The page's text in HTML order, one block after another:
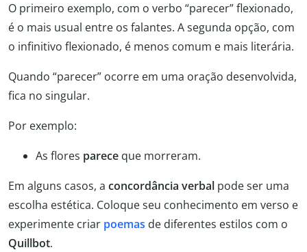
O primeiro exemplo, com o verbo “parecer” flexionado,
é o mais usual entre os falantes. A segunda opção, com
o infinitivo flexionado, é menos comum e mais literária.
Quando “parecer” ocorre em uma oração desenvolvida,
fica no singular.
Por exemplo:
As flores parece que morreram.
Em alguns casos, a concordância verbal pode ser uma
escolha estética. Coloque seu conhecimento em verso e
experimente criar poemas de diferentes estilos com o
Quillbot.